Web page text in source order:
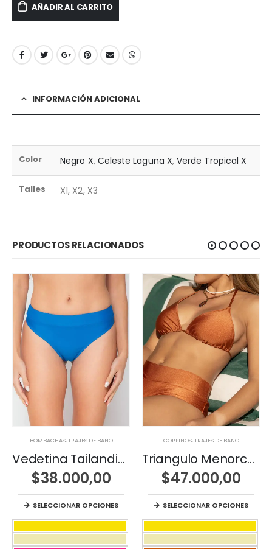
AÑADIR AL CARRITO
INFORMACIÓN ADICIONAL
Color Negro X, Celeste Laguna X,Verde Tropical X
Talles X1, X2, X3
PRODUCTOS RELACIONADOS
BOMBACHAS,TRAJES DE BAÑO
Vedetina Tailandia Slim con pretina
$38.000,00
SELECCIONAR OPCIONES
CORPIÑOS,TRAJES DE BAÑO
Triangulo Menorca Clasico
$47.000,00
SELECCIONAR OPCIONES